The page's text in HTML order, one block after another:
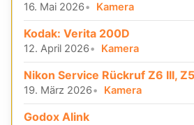
16. Mai 2026 Kamera
Kodak: Verita 200D
12. April 2026 Kamera
Nikon Service Rückruf Z6 III,
19. März 2026 Kamera
Godox Alink